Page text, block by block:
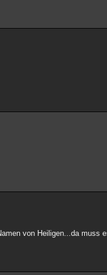
von Heiligen...da muss